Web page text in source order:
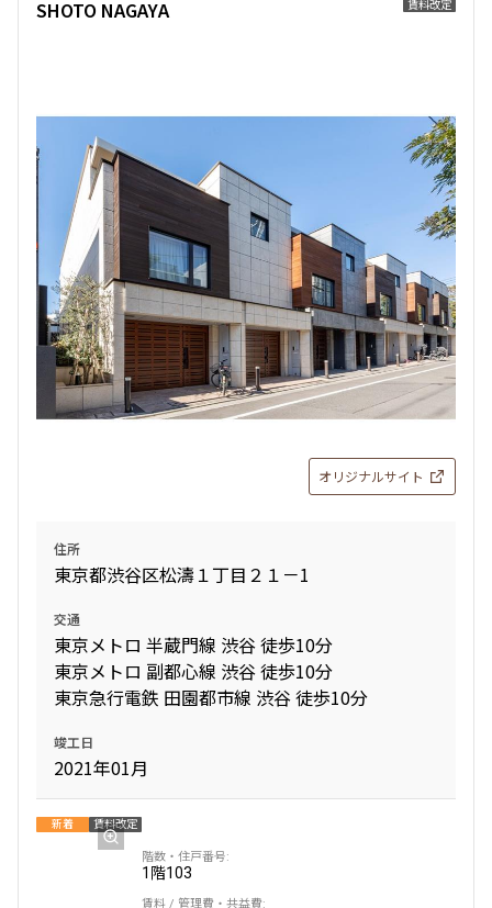
賃料改定
SHOTO NAGAYA
オリジナルサイト
住所
東京都渋谷区松濤１丁目２１－1
交通
東京メトロ 半蔵門線 渋谷 徒歩10分
東京メトロ 副都心線 渋谷 徒歩10分
東京急行電鉄 田園都市線 渋谷 徒歩10分
竣工日
2021年01月
新着 賃料改定
1階103